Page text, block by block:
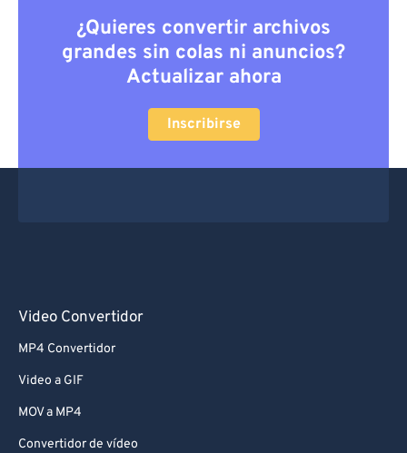
¿Quieres convertir archivos
grandes sin colas ni anuncios?
Actualizar ahora
Inscribirse
Video Convertidor
MP4 Convertidor
Video a GIF
MOV a MP4
Convertidor de vídeo